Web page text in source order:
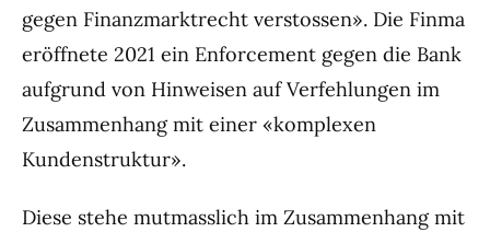
gegen Finanzmarktrecht verstossen». Die Finma
eröffnete 2021 ein Enforcement gegen die Bank
aufgrund von Hinweisen auf Verfehlungen im
Zusammenhang mit einer «komplexen
Kundenstruktur».
Diese stehe mutmasslich im Zusammenhang mit